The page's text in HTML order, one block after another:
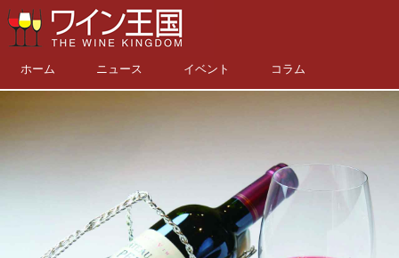
ホーム ニュース イベント コラム